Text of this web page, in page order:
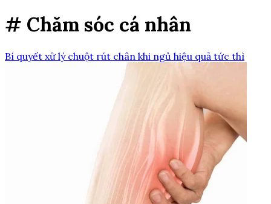
# Chăm sóc cá nhân
Bí quyết xử lý chuột rút chân khi ngủ hiệu quả tức thì